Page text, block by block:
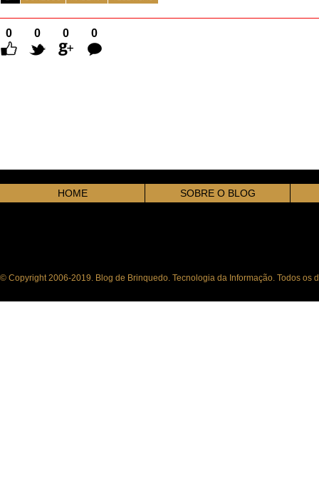
0 0 0
0
Comentários
HOME SOBRE O BLOG
© Copyright 2006-2019. Blog de Brinquedo. Tecnologia da Informação. Todos os